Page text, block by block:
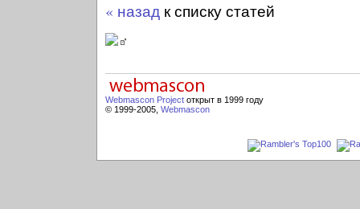
« назад к списку статей
Webmascon Project открыт в 1999 году
© 1999-2005, Webmascon